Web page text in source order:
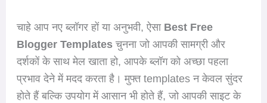
चाहे आप नए ब्लॉगर हों या अनुभवी, ऐसा Best Free
Blogger Templatesचुनना जो आपकी सामग्री और
दर्शकों के साथ मेल खाता हो, आपके ब्लॉग को अच्छा पहला
प्रभाव देने में मदद करता है। मुफ्त templates न केवल सुंदर
होते हैं बल्कि उपयोग में आसान भी होते हैं, जो आपकी साइट के